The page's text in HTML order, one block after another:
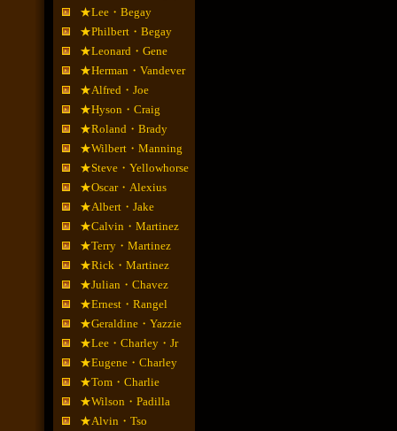
★Lee・Begay
★Philbert・Begay
★Leonard・Gene
★Herman・Vandever
★Alfred・Joe
★Hyson・Craig
★Roland・Brady
★Wilbert・Manning
★Steve・Yellowhorse
★Oscar・Alexius
★Albert・Jake
★Calvin・Martinez
★Terry・Martinez
★Rick・Martinez
★Julian・Chavez
★Ernest・Rangel
★Geraldine・Yazzie
★Lee・Charley・Jr
★Eugene・Charley
★Tom・Charlie
★Wilson・Padilla
★Alvin・Tso